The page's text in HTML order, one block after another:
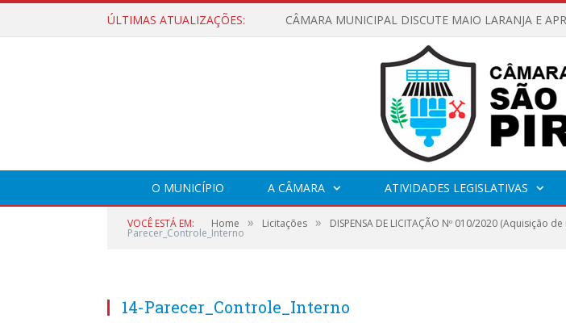
ÚLTIMAS ATUALIZAÇÕES:
O MUNICÍPIO A CÂMARA ATIVIDADES LEGISLATIVAS
VOCÊ ESTÁ EM: Home » Licitações » DISPENSA DE LICITAÇÃO Nº 010/2020
Parecer_Controle_Interno
14-Parecer_Controle_Interno